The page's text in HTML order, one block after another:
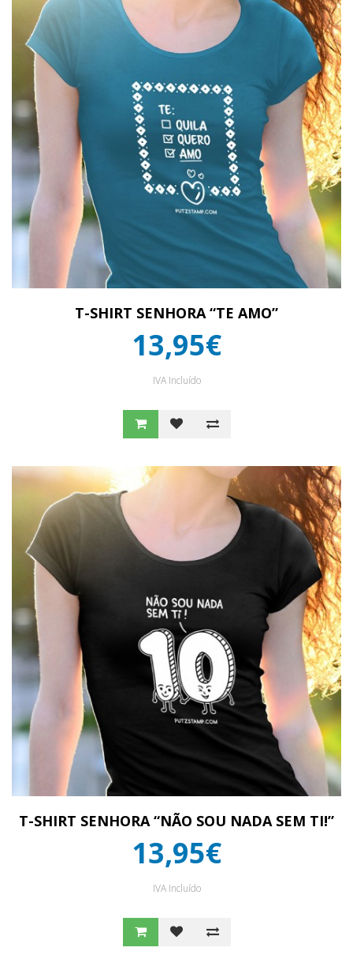
T-SHIRT SENHORA “TE AMO”
13,95€
IVA Incluído
T-SHIRT SENHORA “NÃO SOU NADA SEM TI!”
13,95€
IVA Incluído